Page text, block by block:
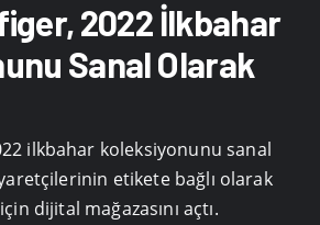
2022 İlkbahar
Sanal Olarak
ilkbahar koleksiyonunu sanal
etikete bağlı olarak
dijital mağazasını açtı.